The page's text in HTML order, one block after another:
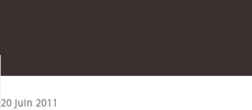
20 juin 2011